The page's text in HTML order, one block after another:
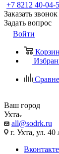
+7 8212 40-04-
Заказать звонок
Задать вопрос
Войти
Ваш город
Ухта
all@sodrk.ru
г. Ухта, ул.
Вконтакте